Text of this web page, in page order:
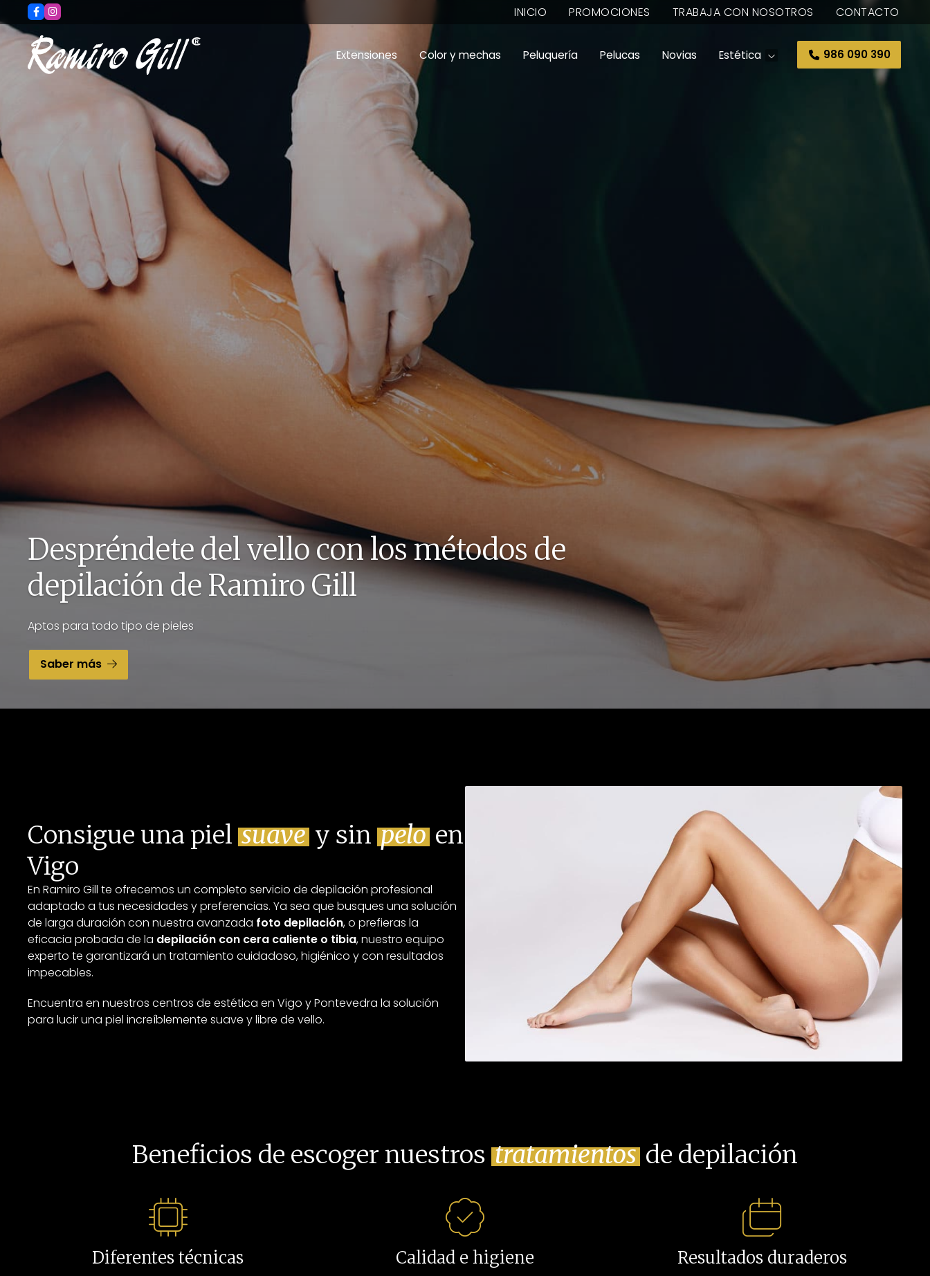
INICIO PROMOCIONES TRABAJA CON NOSOTROS CONTACTO
Extensiones Color y mechas Peluquería Pelucas Novias Estética 986 090 390
Despréndete del vello con los métodos de
depilación de Ramiro Gill
Aptos para todo tipo de pieles
Saber más
Consigue una pielsuave y sinpelo en
Vigo
En Ramiro Gill te ofrecemos un completo servicio de depilación profesional
adaptado a tus necesidades y preferencias. Ya sea que busques una solución
de larga duración con nuestra avanzada foto depilación, o prefieras la
eficacia probada de la depilación con cera caliente o tibia, nuestro equipo
experto te garantizará un tratamiento cuidadoso, higiénico y con resultados
impecables.
Encuentra en nuestros centros de estética en Vigo y Pontevedra la solución
para lucir una piel increíblemente suave y libre de vello.
Beneficios de escoger nuestros tratamientos de depilación
Diferentes técnicas Calidad e higiene Resultados duraderos